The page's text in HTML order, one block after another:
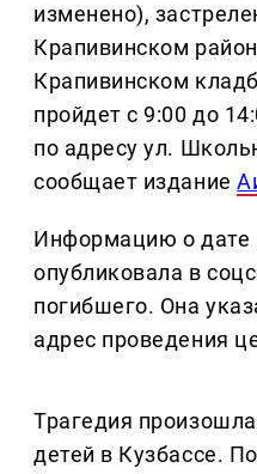
изменено),
Крапивинском
Крапивинском
пройдет с 9:00 до
по адресу ул.
сообщает издание
Информацию о дате
опубликовала в
погибшего. Она
адрес проведения
Трагедия
детей в Кузбассе.